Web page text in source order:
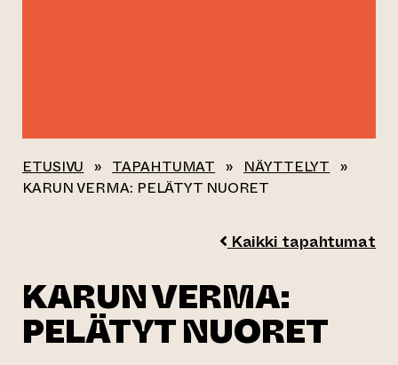
ETUSIVU » TAPAHTUMAT » NÄYTTELYT »
KARUN VERMA: PELÄTYT NUORET
Kaikki tapahtumat
KARUN VERMA:
PELÄTYT NUORET